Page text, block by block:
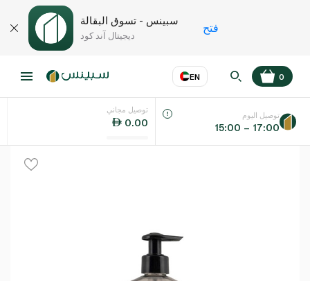
سبينس - تسوق البقالة
ديجيتال آند كود
فتح
EN
اللغة عر
0
توصيل مجاني
0.00
توصيل اليوم
15:00 – 17:00